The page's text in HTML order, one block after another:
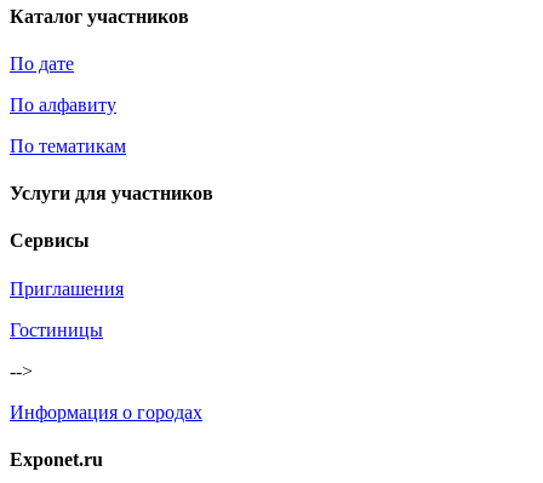
Каталог участников
По дате
По алфавиту
По тематикам
Услуги для участников
Сервисы
Приглашения
Гостиницы
-->
Информация о городах
Exponet.ru